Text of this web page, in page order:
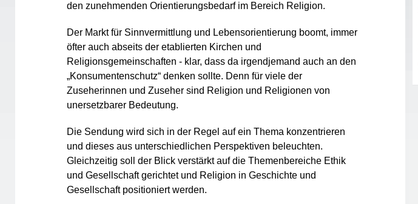
den zunehmenden Orientierungsbedarf im Bereich Religion.
Der Markt für Sinnvermittlung und Lebensorientierung boomt, immer
öfter auch abseits der etablierten Kirchen und
Religionsgemeinschaften - klar, dass da irgendjemand auch an den
„Konsumentenschutz“ denken sollte. Denn für viele der
Zuseherinnen und Zuseher sind Religion und Religionen von
unersetzbarer Bedeutung.
Die Sendung wird sich in der Regel auf ein Thema konzentrieren
und dieses aus unterschiedlichen Perspektiven beleuchten.
Gleichzeitig soll der Blick verstärkt auf die Themenbereiche Ethik
und Gesellschaft gerichtet und Religion in Geschichte und
Gesellschaft positioniert werden.